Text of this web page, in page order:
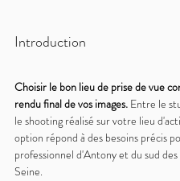
Introduction
Choisir le bon lieu de prise de vue
rendu final de vos images. Entre le
le shooting réalisé sur votre lieu
option répond à des besoins précis
professionnel d'Antony et du sud
Seine.